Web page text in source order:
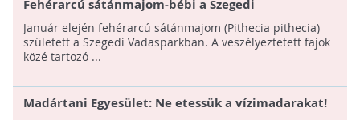
Fehérarcú sátánmajom-bébi a Szegedi
Vadasparkban!
Január elején fehérarcú sátánmajom (Pithecia pithecia)
született a Szegedi Vadasparkban. A veszélyeztetett fajok
közé tartozó ...
Madártani Egyesület: Ne etessük a vízimadarakat!